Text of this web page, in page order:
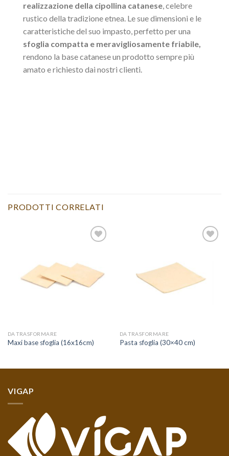
realizzazione della cipollina catanese, celebre
rustico della tradizione etnea. Le sue dimensioni e le
caratteristiche del suo impasto, perfetto per una
sfoglia compatta e meravigliosamente friabile,
rendono la base catanese un prodotto sempre più
amato e richiesto dai nostri clienti.
PRODOTTI CORRELATI
Aggiungi
alla lista
dei
desideri
DA TRASFORMARE
Maxi base sfoglia (16x16cm)
alla lista
dei
DA TRASFORMARE
Pasta sfoglia (30×40 cm)
VIGAP